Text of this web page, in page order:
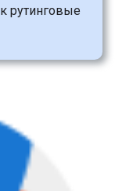
рутинговые